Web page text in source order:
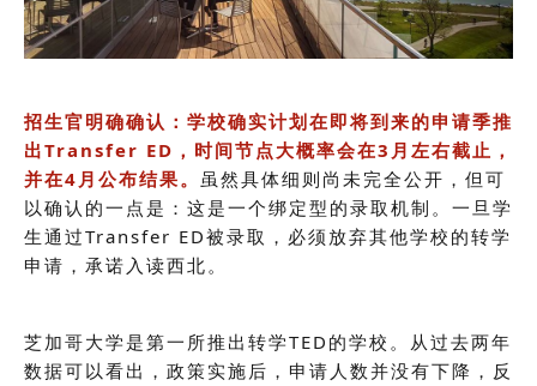
招生官明确确认：学校确实计划在即将到来的申请季推
出Transfer ED，时间节点大概率会在3月左右截止，
并在4月公布结果。 虽然具体细则尚未完全公开，但可
以确认的一点是：这是一个绑定型的录取机制 。一旦学
生通过Transfer ED被录取，必须放弃其他学校的转学
申请，承诺入读西北。
芝加哥大学是第一所推出转学TED的学校。从过去两年
数据可以看出，政策实施后，申请人数并没有下降，反